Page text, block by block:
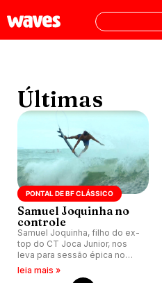
Últimas
PONTAL DE BF CLÁSSICO
Samuel Joquinha no
controle
Samuel Joquinha, filho do ex-
top do CT Joca Junior, nos
leva para sessão épica no
Pontal de Baía Formosa (RN).
leia mais »